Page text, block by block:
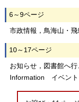
6～9ページ
市政情報，鳥海山・
10～17ページ
お知らせ，図書館へ
Information イベン